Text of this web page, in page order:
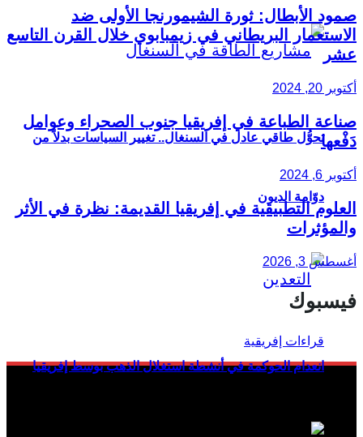
تحوُّل طاقي عادل في السنغال.. تغيير السياسات بدلاً من
دوّامة الديون
انعدام الحوكمة في أنشطة استغلال الذهب بوسط إفريقيا
صمود الأبطال: ثورة الشيمورنجا الأولى ضد
الاستعمار البريطاني في زيمبابوي خلال القرن التاسع
عشر
أكتوبر 20, 2024
صناعة الطباعة في إفريقيا جنوب الصحراء وعوامل
دَفْعها
أكتوبر 6, 2024
العلوم التطبيقية في إفريقيا القديمة: نظرة في الأثر
والمؤثرات
أغسطس 3, 2026
فيسبوك